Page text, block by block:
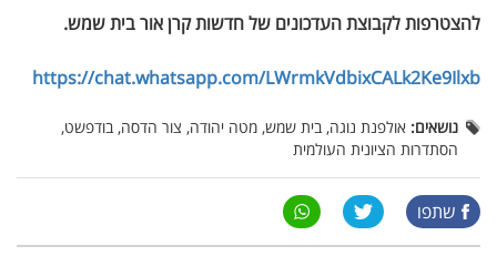
להצטרפות לקבוצת העדכונים של חדשות קרן אור בית שמש.
https://chat.whatsapp.com/LWrmkVdbixCALk2Ke9Ilxb
נושאים: אולפנת נוגה, בית שמש, מטה יהודה, צור הדסה, בודפשט,
הסתדרות הציונית העולמית
שתפו